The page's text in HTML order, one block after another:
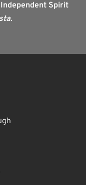
Independent Spirit
.